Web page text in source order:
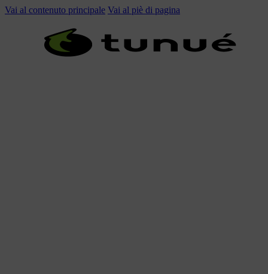
Vai al contenuto principale Vai al piè di pagina